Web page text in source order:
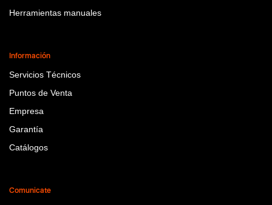
Herramientas manuales
Información
Servicios Técnicos
Puntos de Venta
Empresa
Garantía
Catálogos
Comunicate